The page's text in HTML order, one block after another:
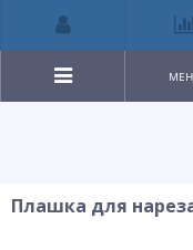
Плашка для